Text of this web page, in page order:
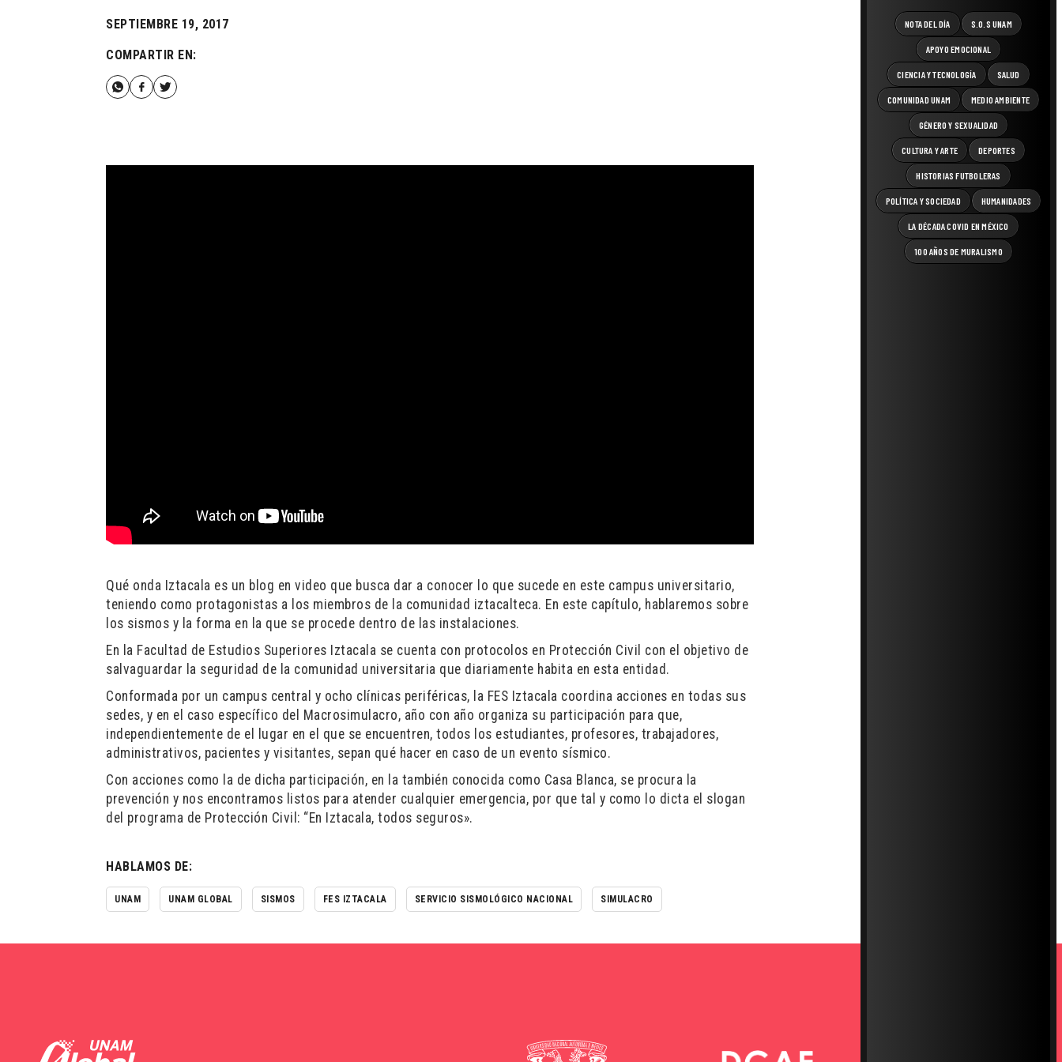
NOTA DEL DÍA S.O.S UNAM
APOYO EMOCIONAL
CIENCIA Y TECNOLOGÍA SALUD
COMUNIDAD UNAM MEDIO AMBIENTE
GÉNERO Y SEXUALIDAD
CULTURA Y ARTE DEPORTES
HISTORIAS FUTBOLERAS
POLÍTICA Y SOCIEDAD HUMANIDADES
LA DÉCADA COVID EN MÉXICO
100 AÑOS DE MURALISMO
SEPTIEMBRE 19, 2017
COMPARTIR EN:
Qué onda Iztacala es un blog en video que busca dar a conocer lo que sucede en este campus universitario,
teniendo como protagonistas a los miembros de la comunidad iztacalteca. En este capítulo, hablaremos sobre
los sismos y la forma en la que se procede dentro de las instalaciones.
En la Facultad de Estudios Superiores Iztacala se cuenta con protocolos en Protección Civil con el objetivo de
salvaguardar la seguridad de la comunidad universitaria que diariamente habita en esta entidad.
Conformada por un campus central y ocho clínicas periféricas, la FES Iztacala coordina acciones en todas sus
sedes, y en el caso específico del Macrosimulacro, año con año organiza su participación para que,
independientemente de el lugar en el que se encuentren, todos los estudiantes, profesores, trabajadores,
administrativos, pacientes y visitantes, sepan qué hacer en caso de un evento sísmico.
Con acciones como la de dicha participación, en la también conocida como Casa Blanca, se procura la
prevención y nos encontramos listos para atender cualquier emergencia, por que tal y como lo dicta el slogan
del programa de Protección Civil: “En Iztacala, todos seguros».
HABLAMOS DE:
UNAM UNAM GLOBAL SISMOS FES IZTACALA SERVICIO SISMOLÓGICO NACIONAL SIMULACRO